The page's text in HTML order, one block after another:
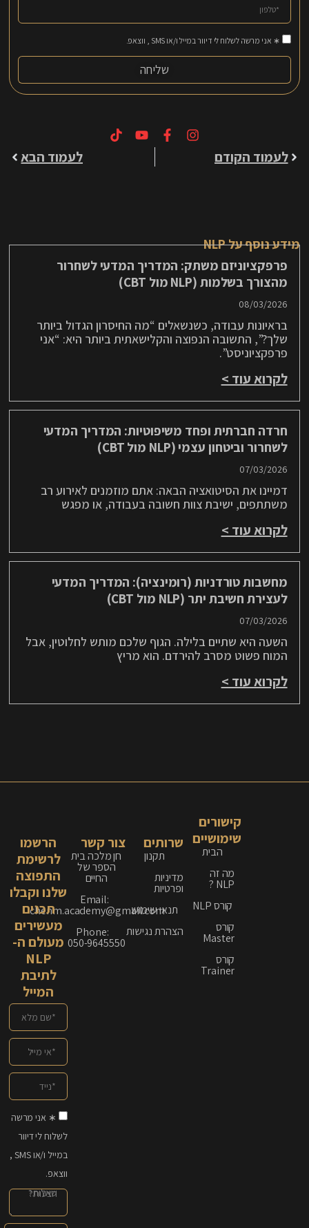
∗ אני מרשה לשלוח לי דיוור במייל ו/או SMS , ווצאפ.
שליחה
לעמוד הקודם לעמוד הבא
מידע נוסף על NLP
פרפקציוניזם משתק: המדריך המדעי לשחרור
מהצורך בשלמות (NLP מול CBT)
08/03/2026
בראיונות עבודה, כשנשאלים “מה החיסרון הגדול ביותר
שלך?”, התשובה הנפוצה והקלישאתית ביותר היא: “אני
פרפקציוניסט”.
לקרוא עוד >
חרדה חברתית ופחד משיפוטיות: המדריך המדעי
לשחרור וביטחון עצמי (NLP מול CBT)
07/03/2026
דמיינו את הסיטואציה הבאה: אתם מוזמנים לאירוע רב
משתתפים, ישיבת צוות חשובה בעבודה, או מפגש
לקרוא עוד >
מחשבות טורדניות (רומינציה): המדריך המדעי
לעצירת חשיבת יתר (NLP מול CBT)
07/03/2026
השעה היא שתיים בלילה. הגוף שלכם מותש לחלוטין, אבל
המוח פשוט מסרב להירדם. הוא מריץ
לקרוא עוד >
קישורים
שימושיים
הבית
מה זה
NLP ?
קורס NLP
קורס
Master
קורס
Trainer
שרותים
תקנון
מדיניות
ופרטיות
תנאי שימוש
הצהרת נגישות
צור קשר
חן מלכה בית
הספר של
החיים
Email:
chenm.academy@gmail.com
Phone:
050-9645550
הרשמו
לרשימת
התפוצה
שלנו וקבלו
תכנים
מעשירים
מעולם ה-
NLP
לתיבת
המייל
∗ אני מרשה
לשלוח לי דיוור
במייל ו/או SMS ,
ווצאפ.